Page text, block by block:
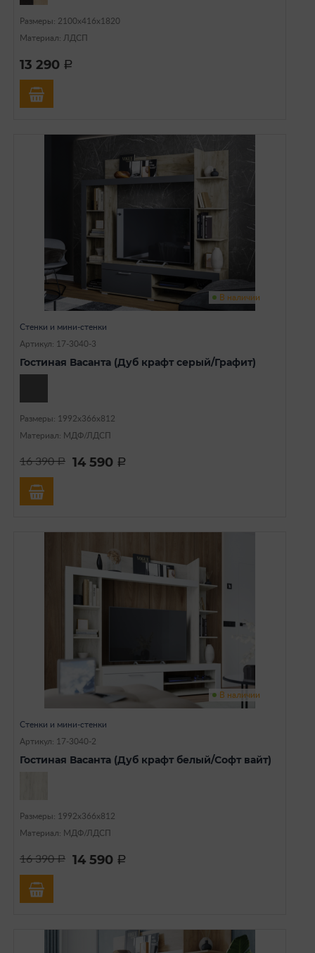
Размеры: 2100х416х1820
Материал: ЛДСП
13 290 a
В наличии
Стенки и мини-стенки
Артикул: 17-3040-3
Гостиная Васанта (Дуб крафт серый/Графит)
Размеры: 1992х366х812
Материал: МДФ/ЛДСП
16 390a 14 590 a
В наличии
Стенки и мини-стенки
Артикул: 17-3040-2
Гостиная Васанта (Дуб крафт белый/Софт вайт)
Размеры: 1992х366х812
Материал: МДФ/ЛДСП
16 390a 14 590 a